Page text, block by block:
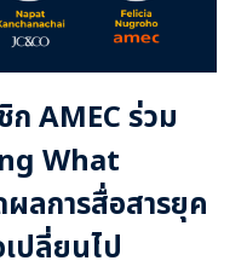
AMEC ร่วม
What
ลการสื่อสารยุค
ปลี่ยนไป